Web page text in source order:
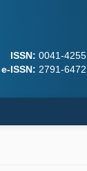
ISSN: 0041-4255
e-ISSN: 2791-6472